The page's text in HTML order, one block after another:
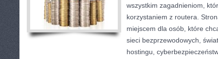
wszystkim zagadnieniom,
korzystaniem z routera.
miejscem dla osób, które
sieci bezprzewodowych,
hostingu,